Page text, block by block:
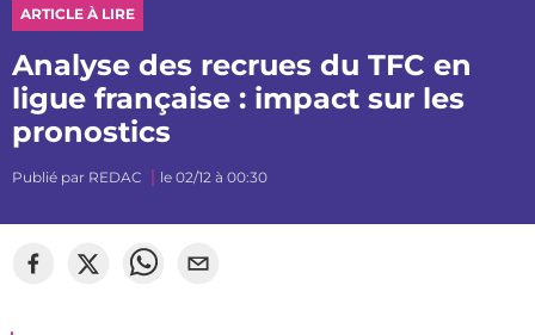
ARTICLE À LIRE
Analyse des recrues du TFC en
ligue française : impact sur les
pronostics
Publié par REDAC le 02/12 à 00:30